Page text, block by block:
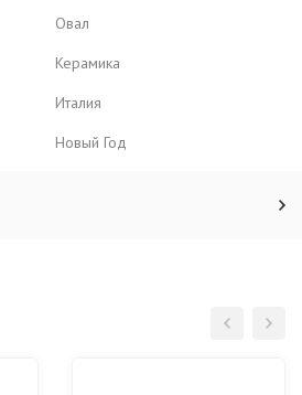
Овал
Керамика
Италия
Новый Год